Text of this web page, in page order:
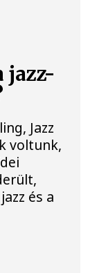
jazz-
Jazz
voltunk,
és a